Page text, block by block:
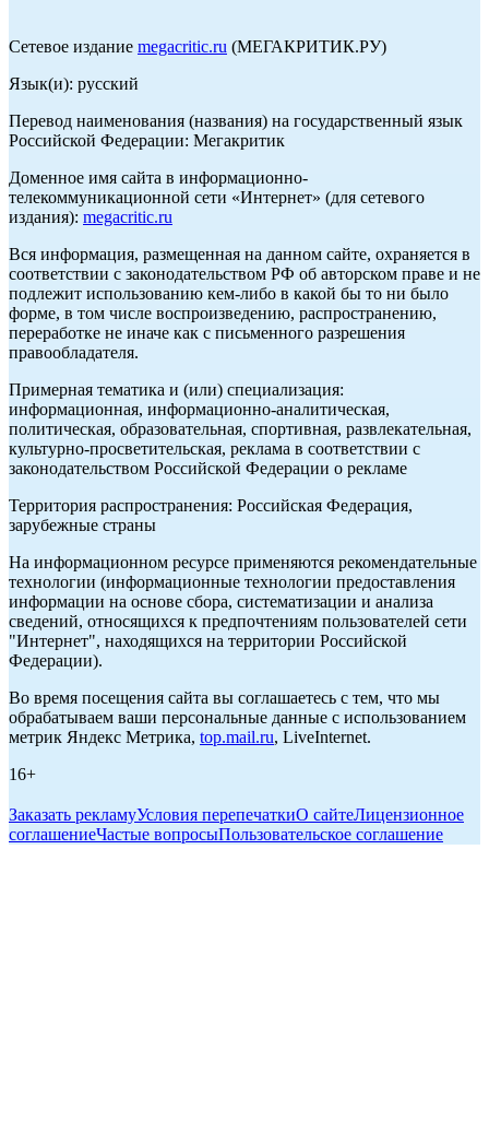
Сетевое издание megacritic.ru (МЕГАКРИТИК.РУ)
Язык(и): русский
Перевод наименования (названия) на государственный язык
Российской Федерации: Мегакритик
Доменное имя сайта в информационно-
телекоммуникационной сети «Интернет» (для сетевого
издания): megacritic.ru
Вся информация, размещенная на данном сайте, охраняется в
соответствии с законодательством РФ об авторском праве и не
подлежит использованию кем-либо в какой бы то ни было
форме, в том числе воспроизведению, распространению,
переработке не иначе как с письменного разрешения
правообладателя.
Примерная тематика и (или) специализация:
информационная, информационно-аналитическая,
политическая, образовательная, спортивная, развлекательная,
культурно-просветительская, реклама в соответствии с
законодательством Российской Федерации о рекламе
Территория распространения: Российская Федерация,
зарубежные страны
На информационном ресурсе применяются рекомендательные
технологии (информационные технологии предоставления
информации на основе сбора, систематизации и анализа
сведений, относящихся к предпочтениям пользователей сети
"Интернет", находящихся на территории Российской
Федерации).
Во время посещения сайта вы соглашаетесь с тем, что мы
обрабатываем ваши персональные данные с использованием
метрик Яндекс Метрика, top.mail.ru, LiveInternet.
16+
Заказать рекламуУсловия перепечаткиО сайтеЛицензионное
соглашениеЧастые вопросыПользовательское соглашение